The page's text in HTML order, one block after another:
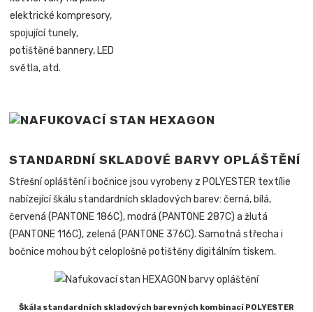
elektrické kompresory,
spojující tunely,
potištěné bannery, LED
světla, atd.
STANDARDNÍ SKLADOVÉ BARVY OPLÁŠTĚNÍ
Střešní opláštění i bočnice jsou vyrobeny z POLYESTER textílie
nabízející škálu standardních skladových barev: černá, bílá,
červená (PANTONE 186C), modrá (PANTONE 287C) a žlutá
(PANTONE 116C), zelená (PANTONE 376C). Samotná střecha i
bočnice mohou být celoplošně potištěny digitálním tiskem.
Škála standardních skladových barevných kombinací POLYESTER